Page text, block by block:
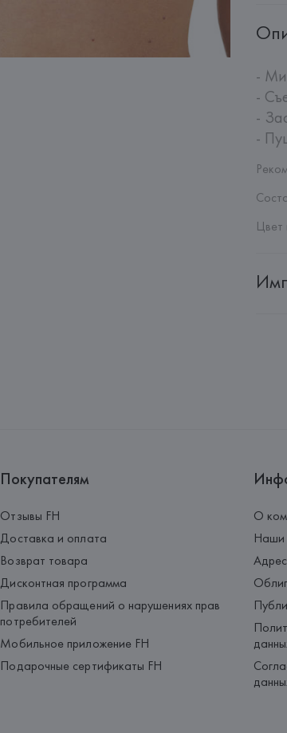
-
-
-
-
Цвет
Покупателям
Отзывы FH
Доставка и оплата
Возврат товара
Дисконтная программа
Правила обращений о нарушениях прав
потребителей
Мобильное приложение FH
Подарочные сертификаты FH
О
Наши